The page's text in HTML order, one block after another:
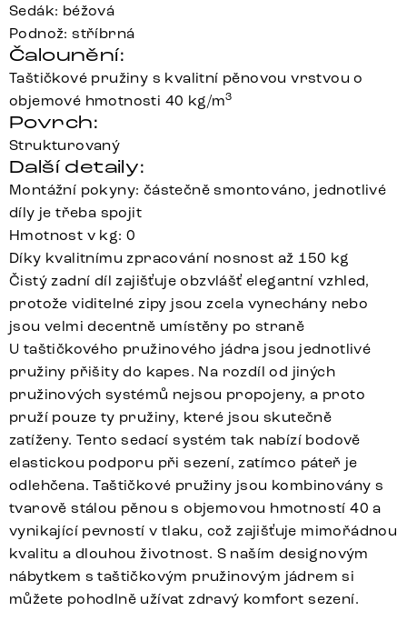
Sedák: béžová
Podnož: stříbrná
Čalounění:
Taštičkové pružiny s kvalitní pěnovou vrstvou o
objemové hmotnosti 40 kg/m3
Povrch:
Strukturovaný
Další detaily:
Montážní pokyny: částečně smontováno, jednotlivé
díly je třeba spojit
Hmotnost v kg: 0
Díky kvalitnímu zpracování nosnost až 150 kg
Čistý zadní díl zajišťuje obzvlášť elegantní vzhled,
protože viditelné zipy jsou zcela vynechány nebo
jsou velmi decentně umístěny po straně
U taštičkového pružinového jádra jsou jednotlivé
pružiny přišity do kapes. Na rozdíl od jiných
pružinových systémů nejsou propojeny, a proto
pruží pouze ty pružiny, které jsou skutečně
zatíženy. Tento sedací systém tak nabízí bodově
elastickou podporu při sezení, zatímco páteř je
odlehčena. Taštičkové pružiny jsou kombinovány s
tvarově stálou pěnou s objemovou hmotností 40 a
vynikající pevností v tlaku, což zajišťuje mimořádnou
kvalitu a dlouhou životnost. S naším designovým
nábytkem s taštičkovým pružinovým jádrem si
můžete pohodlně užívat zdravý komfort sezení.